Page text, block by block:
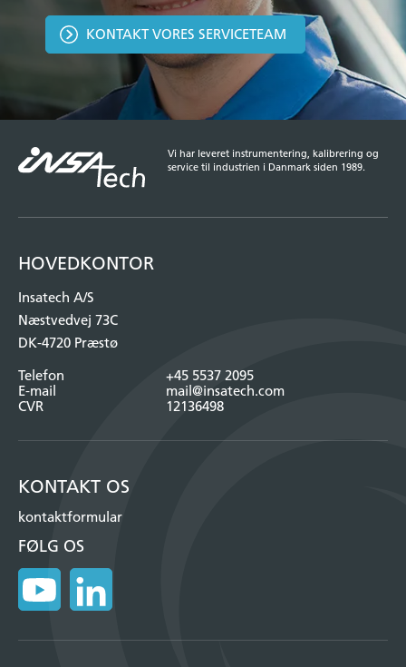
KONTAKT VORES SERVICETEAM
Vi har leveret instrumentering, kalibrering og
service til industrien i Danmark siden 1989.
HOVEDKONTOR
Insatech A/S
Næstvedvej 73C
DK-4720 Præstø
Telefon
+45 5537 2095
E-mail
mail@insatech.com
CVR
12136498
KONTAKT OS
kontaktformular
FØLG OS